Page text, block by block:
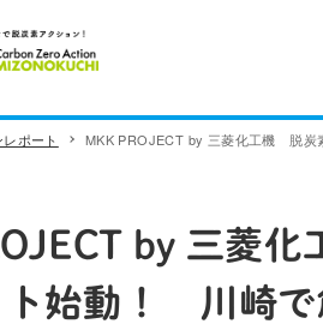
ポート MKK PROJECT by 三菱化工機 脱炭
by 三菱
ト始動！ 川崎